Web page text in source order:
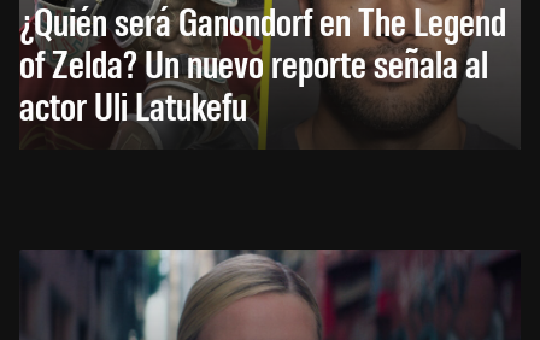
¿Quién será Ganondorf en The Legend
of Zelda? Un nuevo reporte señala al
actor Uli Latukefu